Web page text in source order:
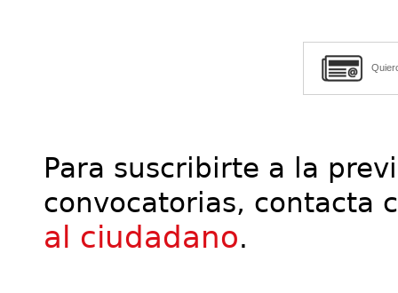
Para suscribirte a la
convocatorias, contacta
al ciudadano.